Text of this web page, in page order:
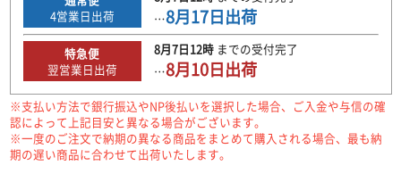
4営業日出荷
…8月17日出荷
特急便
翌営業日出荷
8月7日12時までの受付完了
…8月10日出荷
※支払い方法で銀行振込やNP後払いを選択した場合、ご入金や与信の確
認によって上記目安と異なる場合がございます。
※一度のご注文で納期の異なる商品をまとめて購入される場合、最も納
期の遅い商品に合わせて出荷いたします。